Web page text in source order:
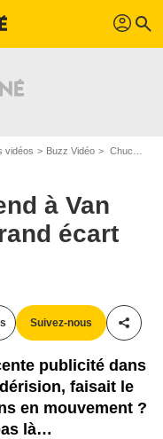
profil search
vidéos Buzz Vidéo Chuck Norris apprend à Van Damme à faire le grand écart
à Van
écart
Suivez-nous
publicité dans
faisait le
en mouvement ?
là…